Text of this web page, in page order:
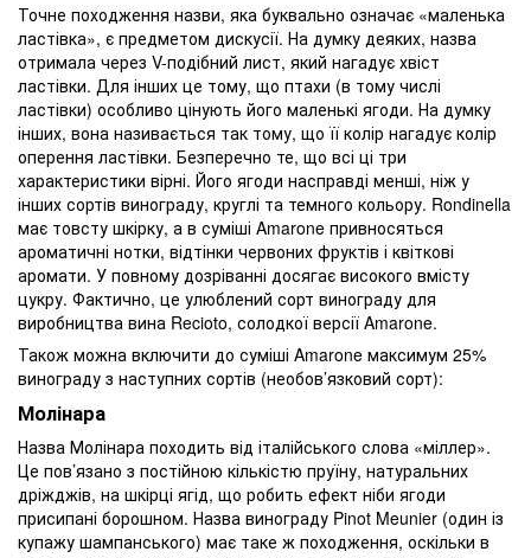
Точне походження назви, яка буквально означає «маленька
ластівка», є предметом дискусії. На думку деяких, назва
отримала через V-подібний лист, який нагадує хвіст
ластівки. Для інших це тому, що птахи (в тому числі
ластівки) особливо цінують його маленькі ягоди. На думку
інших, вона називається так тому, що її колір нагадує колір
оперення ластівки. Безперечно те, що всі ці три
характеристики вірні. Його ягоди насправді менші, ніж у
інших сортів винограду, круглі та темного кольору. Rondinella
має товсту шкірку, а в суміші Amarone привносяться
ароматичні нотки, відтінки червоних фруктів і квіткові
аромати. У повному дозріванні досягає високого вмісту
цукру. Фактично, це улюблений сорт винограду для
виробництва вина Recioto, солодкої версії Amarone.
Також можна включити до суміші Amarone максимум 25%
винограду з наступних сортів (необов’язковий сорт):
Молінара
Назва Молінара походить від італійського слова «міллер».
Це пов’язано з постійною кількістю пруїну, натуральних
дріжджів, на шкірці ягід, що робить ефект ніби ягоди
присипані борошном. Назва винограду Pinot Meunier (один із
купажу шампанського) має таке ж походження, оскільки в